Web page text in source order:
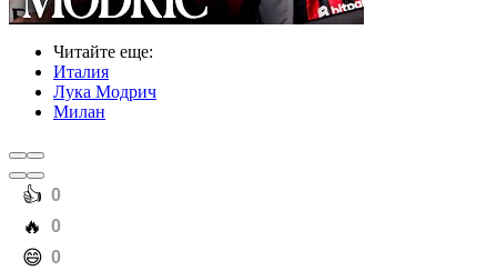
Читайте еще:
Италия
Лука Модрич
Милан
️👍 0
️🔥 0
️😄 0